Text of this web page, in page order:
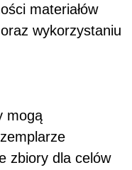
materiałów
wykorzystaniu
mogą
zbiory dla celów